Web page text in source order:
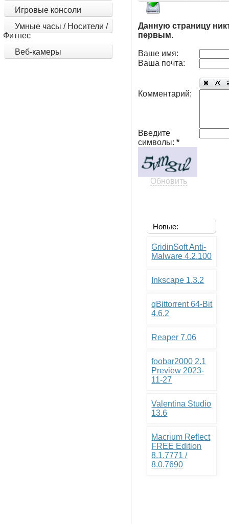
Игровые консоли
Умные часы / Носители /
Фитнес
Веб-камеры
Данную страницу
первым.
Ваше имя:
Ваша почта:
Комментарий:
Введите
символы:*
Обновить
Новые:
GridinSoft Anti-
Malware 4.2.100
Inkscape 1.3.2
qBittorrent 64-Bit
4.6.2
Reaper 7.06
foobar2000 2.1
Preview 2023-
11-27
Valentina Studio
13.6
Macrium Reflect
FREE Edition
8.1.7771 /
8.0.7690